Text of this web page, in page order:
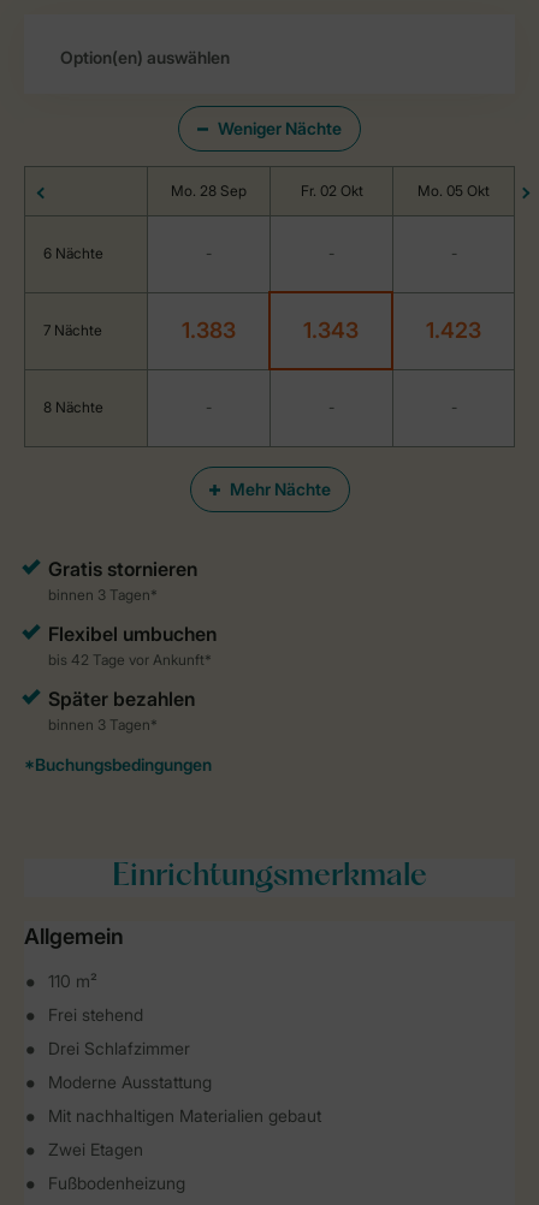
Weniger Nächte
Mehr Nächte
Mo. 28 Sep Fr. 02 Okt Mo. 05 Okt
6 Nächte - - -
7 Nächte 1.383 1.343 1.423
8 Nächte - - -
Einrichtungsmerkmale
Allgemein
110 m²
Frei stehend
Drei Schlafzimmer
Moderne Ausstattung
Mit nachhaltigen Materialien gebaut
Zwei Etagen
Fußbodenheizung